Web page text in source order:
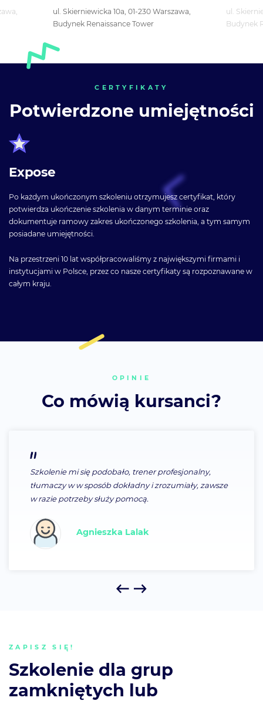
ul. Skierniewicka 10a, 01-230 Warszawa,
Budynek Renaissance Tower
ul.
Budynek
CERTYFIKATY
Potwierdzone umiejętności
Expose
Po każdym ukończonym szkoleniu otrzymujesz certyfikat, który
potwierdza ukończenie szkolenia w danym terminie oraz
dokumentuje ramowy zakres ukończonego szkolenia, a tym samym
posiadane umiejętności.
Na przestrzeni 10 lat współpracowaliśmy z największymi firmami i
instytucjami w Polsce, przez co nasze certyfikaty są rozpoznawane w
całym kraju.
OPINIE
Co mówią kursanci?
Szkolenie mi się podobało, trener profesjonalny,
tłumaczy w w sposób dokładny i zrozumiały, zawsze
w razie potrzeby służy pomocą.
Agnieszka Lalak
ZAPISZ SIĘ!
Szkolenie dla grup
zamkniętych lub